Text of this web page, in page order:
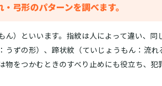
弓形のパターンを調べます。
）といいます。指紋は人によって違い、
うずの形）、蹄状紋（ていじょうもん：流
物をつかむときのすべり止めにも役立ち、